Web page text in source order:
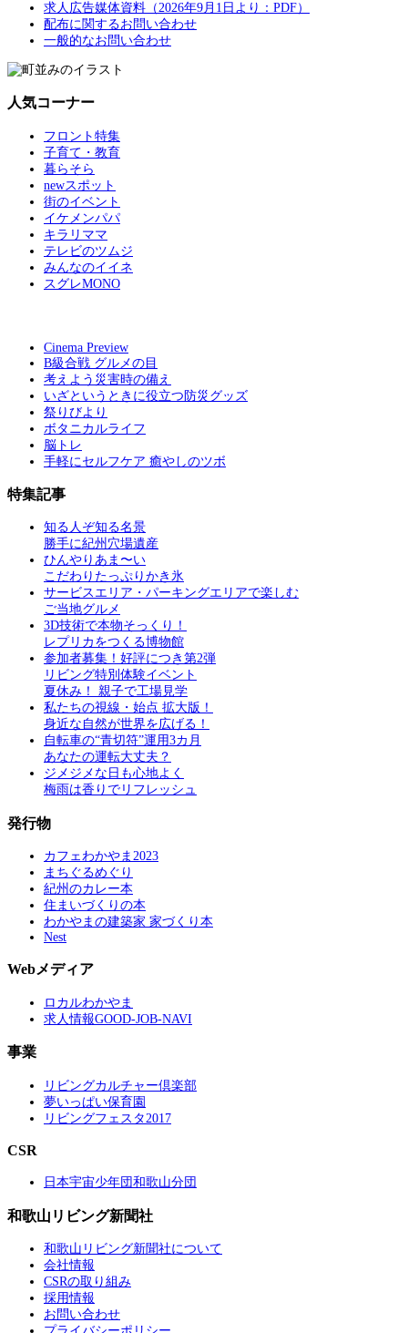
求人広告媒体資料（2026年9月1日より：PDF）
配布に関するお問い合わせ
一般的なお問い合わせ
人気コーナー
フロント特集
子育て・教育
暮らそら
newスポット
街のイベント
イケメンパパ
キラリママ
テレビのツムジ
みんなのイイネ
スグレMONO
Cinema Preview
B級合戦 グルメの目
考えよう災害時の備え
いざというときに役立つ防災グッズ
祭りびより
ボタニカルライフ
脳トレ
手軽にセルフケア 癒やしのツボ
特集記事
知る人ぞ知る名景
勝手に紀州穴場遺産
ひんやりあま〜い
こだわりたっぷりかき氷
サービスエリア・パーキングエリアで楽しむ
ご当地グルメ
3D技術で本物そっくり！
レプリカをつくる博物館
参加者募集！好評につき第2弾
リビング特別体験イベント
夏休み！ 親子で工場見学
私たちの視線・始点 拡大版！
身近な自然が世界を広げる！
自転車の“青切符”運用3カ月
あなたの運転大丈夫？
ジメジメな日も心地よく
梅雨は香りでリフレッシュ
発行物
カフェわかやま2023
まちぐるめぐり
紀州のカレー本
住まいづくりの本
わかやまの建築家 家づくり本
Nest
Webメディア
ロカルわかやま
求人情報GOOD-JOB-NAVI
事業
リビングカルチャー倶楽部
夢いっぱい保育園
リビングフェスタ2017
CSR
日本宇宙少年団和歌山分団
和歌山リビング新聞社
和歌山リビング新聞社について
会社情報
CSRの取り組み
採用情報
お問い合わせ